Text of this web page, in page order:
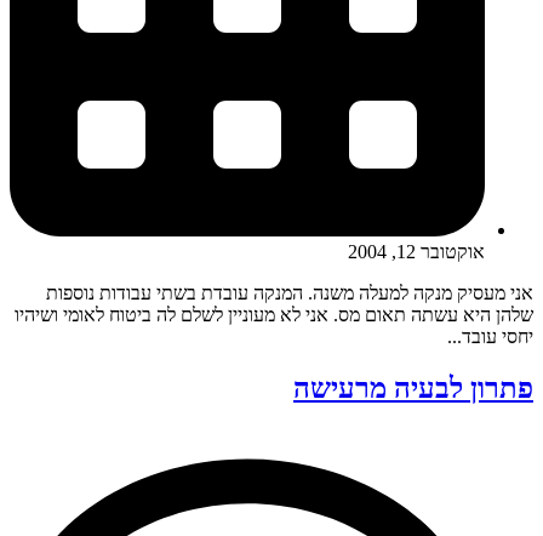
אוקטובר 12, 2004
אני מעסיק מנקה למעלה משנה. המנקה עובדת בשתי עבודות נוספות
שלהן היא עשתה תאום מס. אני לא מעוניין לשלם לה ביטוח לאומי ושיהיו
יחסי עובד...
פתרון לבעיה מרעישה